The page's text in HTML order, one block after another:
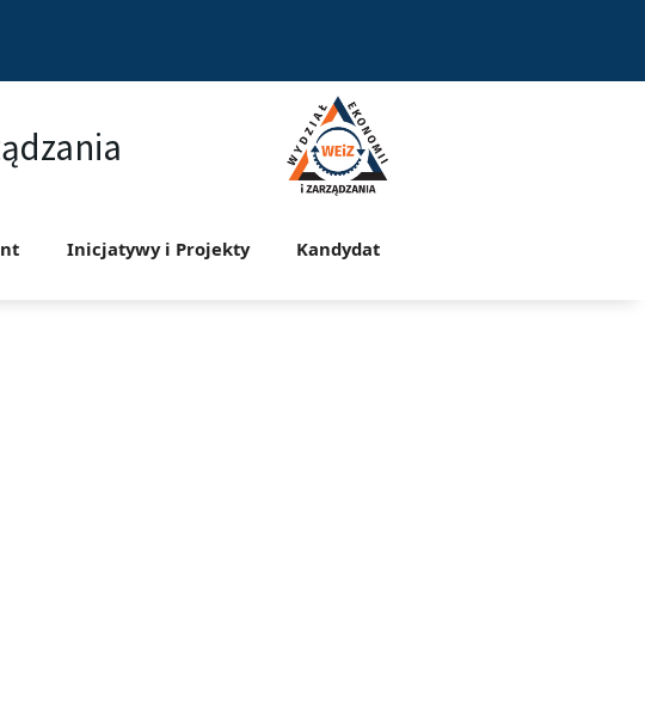
Inicjatywy i Projekty Kandydat